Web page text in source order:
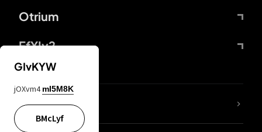
Otrium
FfYIy2
KIjvtr
GIvKYW
jOXvm4 mI5M8K
BMcLyf